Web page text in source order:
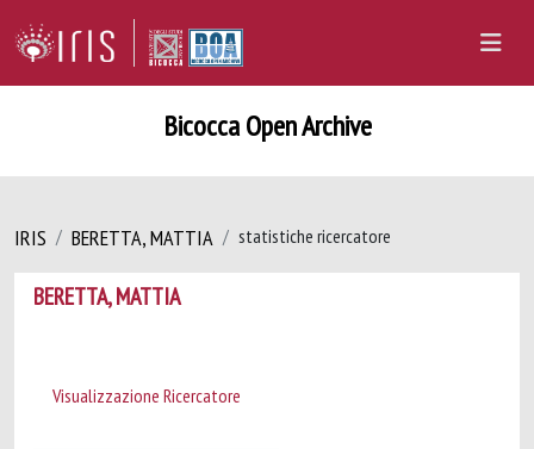
Bicocca Open Archive
IRIS BERETTA, MATTIA statistiche ricercatore
BERETTA, MATTIA
Visualizzazione Ricercatore